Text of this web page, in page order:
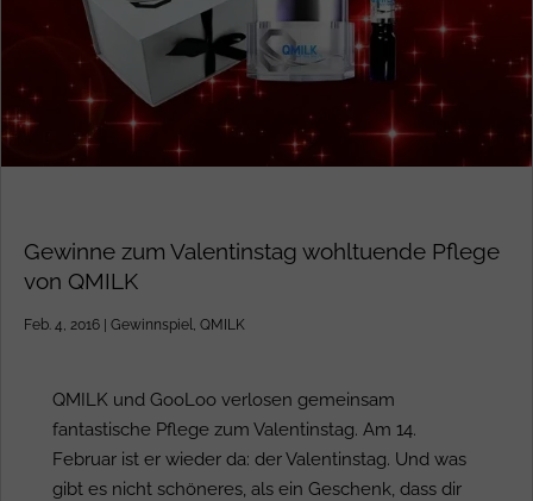
Gewinne zum Valentinstag wohltuende Pflege
von QMILK
Feb. 4, 2016 Gewinnspiel, QMILK
QMILK und GooLoo verlosen gemeinsam
fantastische Pflege zum Valentinstag. Am 14.
Februar ist er wieder da: der Valentinstag. Und was
gibt es nicht schöneres, als ein Geschenk, dass dir